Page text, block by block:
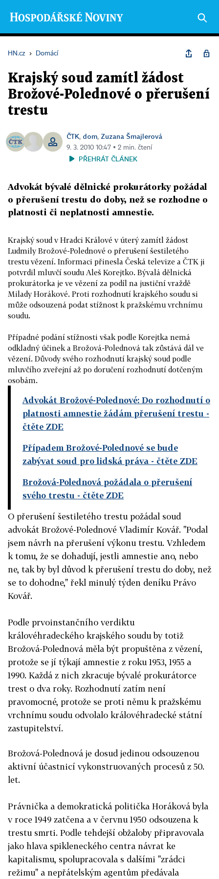
HN.cz › Domácí
Krajský soud zamítl žádost
Brožové-Polednové o přerušení
trestu
ČTK, dom, Zuzana Šmajlerová
9. 3. 2010 10:47 ▪ 2 min. čtení
PŘEHRÁT ČLÁNEK
Advokát bývalé dělnické prokurátorky požádal
o přerušení trestu do doby, než se rozhodne o
platnosti či neplatnosti amnestie.
Krajský soud v Hradci Králové v úterý zamítl žádost
Ludmily Brožové-Polednové o přerušení šestiletého
trestu vězení. Informaci přinesla Česká televize a ČTK ji
potvrdil mluvčí soudu Aleš Korejtko. Bývalá dělnická
prokurátorka je ve vězení za podíl na justiční vraždě
Milady Horákové. Proti rozhodnutí krajského soudu si
může odsouzená podat stížnost k pražskému vrchnímu
soudu.
Případné podání stížnosti však podle Korejtka nemá
odkladný účinek a Brožová-Polednová tak zůstává dál ve
vězení. Důvody svého rozhodnutí krajský soud podle
mluvčího zveřejní až po doručení rozhodnutí dotčeným
osobám.
Advokát Brožové-Polednové: Do rozhodnutí o
platnosti amnestie žádám přerušení trestu -
čtěte ZDE
Případem Brožové-Polednové se bude
zabývat soud pro lidská práva - čtěte ZDE
Brožová-Polednová požádala o přerušení
svého trestu - čtěte ZDE
O přerušení šestiletého trestu požádal soud
advokát Brožové-Polednové Vladimír Kovář. "Podal
jsem návrh na přerušení výkonu trestu. Vzhledem
k tomu, že se dohadují, jestli amnestie ano, nebo
ne, tak by byl důvod k přerušení trestu do doby, než
se to dohodne," řekl minulý týden deníku Právo
Kovář.
Podle prvoinstančního verdiktu
královéhradeckého krajského soudu by totiž
Brožová-Polednová měla být propuštěna z vězení,
protože se jí týkají amnestie z roku 1953, 1955 a
1990. Každá z nich zkracuje bývalé prokurátorce
trest o dva roky. Rozhodnutí zatím není
pravomocné, protože se proti němu k pražskému
vrchnímu soudu odvolalo královéhradecké státní
zastupitelství.
Brožová-Polednová je dosud jedinou odsouzenou
aktivní účastnicí vykonstruovaných procesů z 50.
let.
Právnička a demokratická politička Horáková byla
v roce 1949 zatčena a v červnu 1950 odsouzena k
trestu smrti. Podle tehdejší obžaloby připravovala
jako hlava spikleneckého centra návrat ke
kapitalismu, spolupracovala s dalšími "zrádci
režimu" a nepřátelským agentům předávala